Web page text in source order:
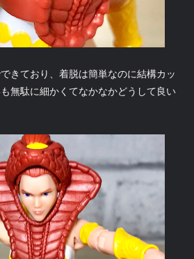
きており、着脱は簡単なのに結構カッ
無駄に細かくてなかなかどうして良い